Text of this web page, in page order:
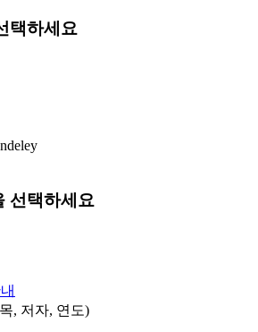
택하세요
선택하세요
, 저자, 연도)